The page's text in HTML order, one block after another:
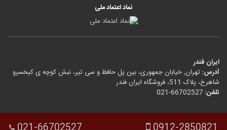
نماد اعتماد ملی
ایران فندر
آدرس: تهران, خیابان جمهوری، بین پل حافظ و سی تیر، نبش کوچه ی کیخسرو
شاهرخ، پلاک 511، فروشگاه ایران فندر
تلفن: 021-66702527